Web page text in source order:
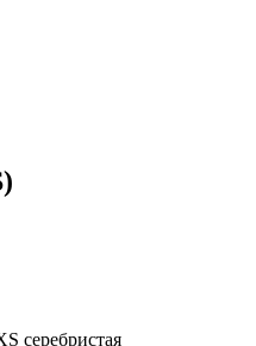
серебристая